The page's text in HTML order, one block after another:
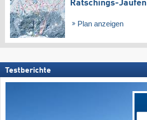
Ratschings-Jaufen
Plan anzeigen
Testberichte